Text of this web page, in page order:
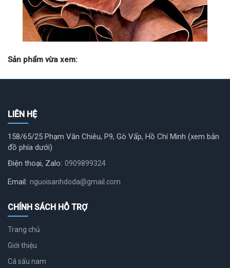
Sản phẩm vừa xem:
LIÊN HỆ
158/65/25 Phạm Văn Chiêu, P9, Gò Vấp, Hồ Chí Minh (xem bản
đồ phía dưới)
Điện thoại, Zalo: 0909899324
Email: nguoisanhdoda@gmail.com
CHÍNH SÁCH HỖ TRỢ
Trang chủ
Giới thiệu
Cá sấu nam